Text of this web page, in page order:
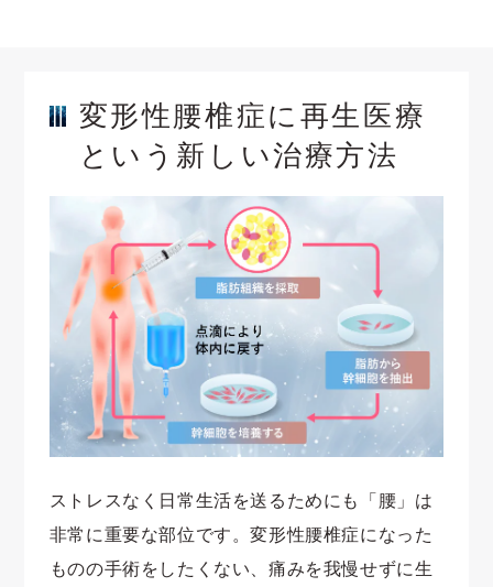
変形性腰椎症に再生医療
という新しい治療方法
ストレスなく日常生活を送るためにも「腰」は
非常に重要な部位です。変形性腰椎症になった
ものの手術をしたくない、痛みを我慢せずに生